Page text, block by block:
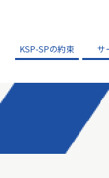
KSP-SPの約束 サ